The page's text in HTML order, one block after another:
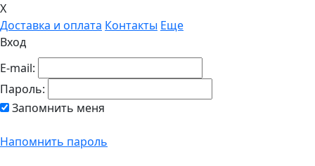
X
Доставка и оплата Контакты Еще
Вход
E-mail:
Пароль:
Запомнить меня
Напомнить пароль